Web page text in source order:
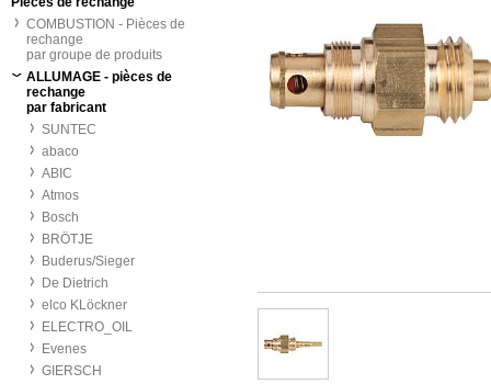
COMBUSTION - Pièces de
rechange
par groupe de produits
ALLUMAGE - pièces de
rechange
par fabricant
SUNTEC
abaco
ABIC
Atmos
Bosch
BRÖTJE
Buderus/Sieger
De Dietrich
elco KLöckner
ELECTRO_OIL
Evenes
GIERSCH